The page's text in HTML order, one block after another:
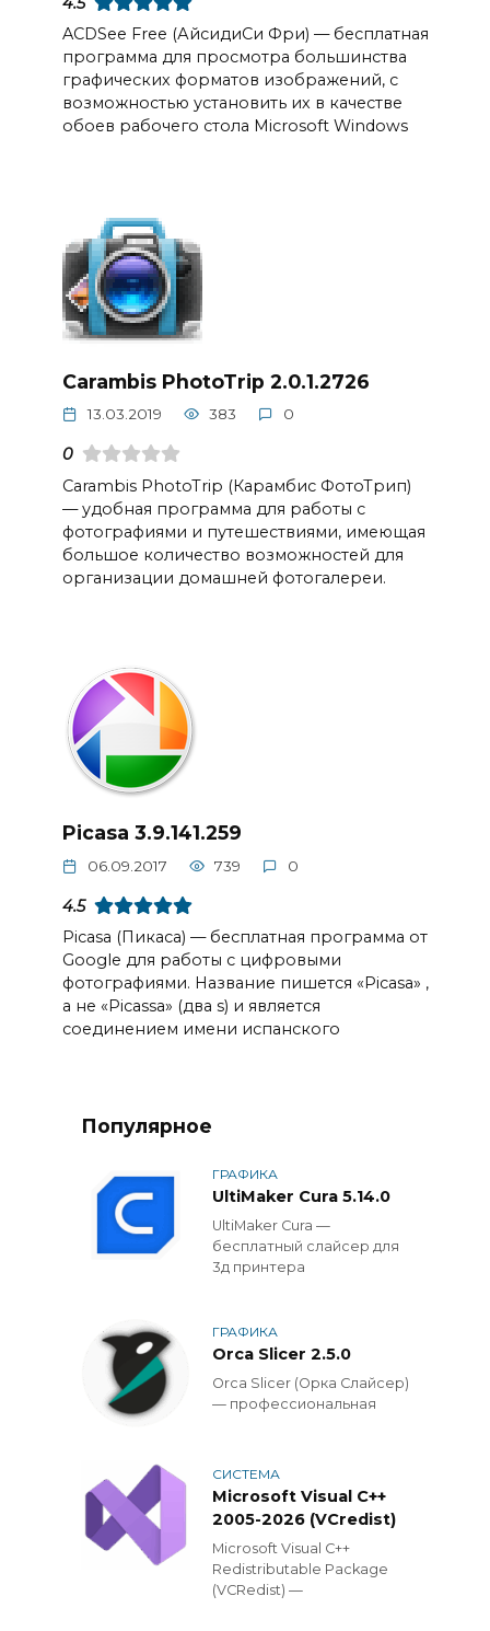
ACDSee Free (АйсидиСи Фри) — бесплатная
программа для просмотра большинства
графических форматов изображений, с
возможностью установить их в качестве
обоев рабочего стола Microsoft Windows
Carambis PhotoTrip 2.0.1.2726
13.03.2019 383 0
0
Carambis PhotoTrip (Карамбис ФотоТрип)
— удобная программа для работы с
фотографиями и путешествиями, имеющая
большое количество возможностей для
организации домашней фотогалереи.
Picasa 3.9.141.259
06.09.2017 739 0
4.5
Picasa (Пикаса) — бесплатная программа от
Google для работы с цифровыми
фотографиями. Название пишется «Picasa» ,
а не «Picassa» (два s) и является
соединением имени испанского
Популярное
ГРАФИКА
UltiMaker Cura 5.14.0
UltiMaker Cura —
бесплатный слайсер для
3д принтера
ГРАФИКА
Orca Slicer 2.5.0
Orca Slicer (Орка Слайсер)
— профессиональная
СИСТЕМА
Microsoft Visual C++
2005-2026 (VCredist)
Microsoft Visual C++
Redistributable Package
(VCRedist) —